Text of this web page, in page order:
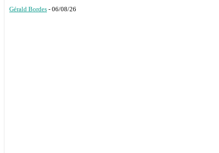
Gérald Bordes - 06/08/26